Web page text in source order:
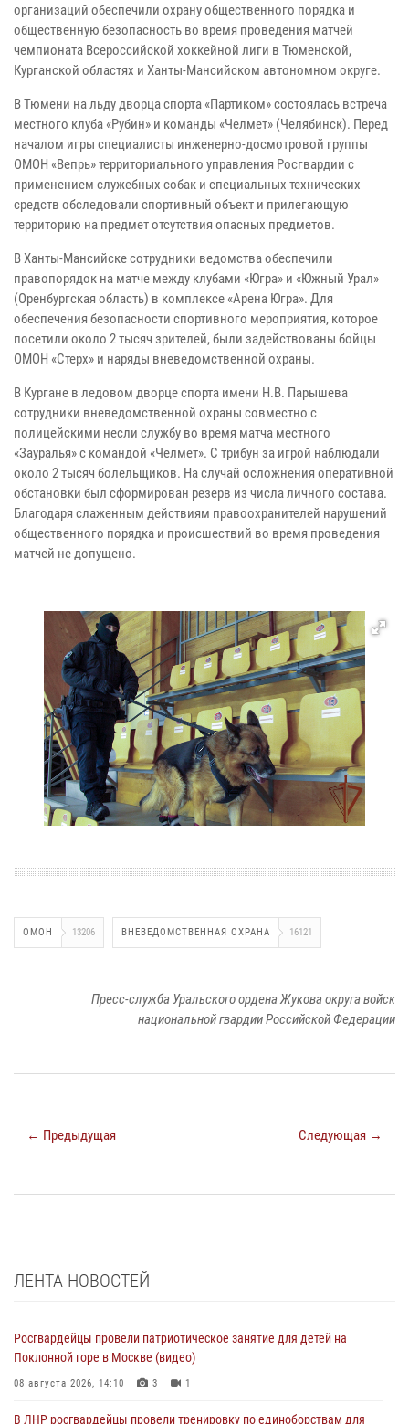
организаций обеспечили охрану общественного порядка и
общественную безопасность во время проведения матчей
чемпионата Всероссийской хоккейной лиги в Тюменской,
Курганской областях и Ханты-Мансийском автономном округе.
В Тюмени на льду дворца спорта «Партиком» состоялась встреча
местного клуба «Рубин» и команды «Челмет» (Челябинск). Перед
началом игры специалисты инженерно-досмотровой группы
ОМОН «Вепрь» территориального управления Росгвардии с
применением служебных собак и специальных технических
средств обследовали спортивный объект и прилегающую
территорию на предмет отсутствия опасных предметов.
В Ханты-Мансийске сотрудники ведомства обеспечили
правопорядок на матче между клубами «Югра» и «Южный Урал»
(Оренбургская область) в комплексе «Арена Югра». Для
обеспечения безопасности спортивного мероприятия, которое
посетили около 2 тысяч зрителей, были задействованы бойцы
ОМОН «Стерх» и наряды вневедомственной охраны.
В Кургане в ледовом дворце спорта имени Н.В. Парышева
сотрудники вневедомственной охраны совместно с
полицейскими несли службу во время матча местного
«Зауралья» с командой «Челмет». С трибун за игрой наблюдали
около 2 тысяч болельщиков. На случай осложнения оперативной
обстановки был сформирован резерв из числа личного состава.
Благодаря слаженным действиям правоохранителей нарушений
общественного порядка и происшествий во время проведения
матчей не допущено.
ОМОН 13206 ВНЕВЕДОМСТВЕННАЯ ОХРАНА 16121
Пресс-служба Уральского ордена Жукова округа войск
национальной гвардии Российской Федерации
← Предыдущая Следующая →
ЛЕНТА НОВОСТЕЙ
Росгвардейцы провели патриотическое занятие для детей на
Поклонной горе в Москве (видео)
08 августа 2026, 14:10 3 1
В ЛНР росгвардейцы провели тренировку по единоборствам для